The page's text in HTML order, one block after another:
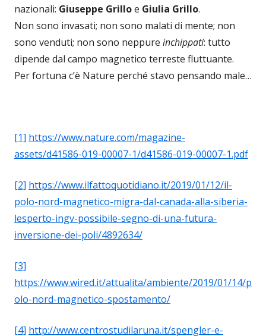
nazionali: Giuseppe Grilloe Giulia Grillo.
Non sono invasati; non sono malati di mente; non
sono venduti; non sono neppure inchippati: tutto
dipende dal campo magnetico terreste fluttuante.
Per fortuna c’è Nature perché stavo pensando male…
[1] https://www.nature.com/magazine-
assets/d41586-019-00007-1/d41586-019-00007-1.pdf
[2] https://www.ilfattoquotidiano.it/2019/01/12/il-
polo-nord-magnetico-migra-dal-canada-alla-siberia-
lesperto-ingv-possibile-segno-di-una-futura-
inversione-dei-poli/4892634/
[3]
https://www.wired.it/attualita/ambiente/2019/01/14/p
olo-nord-magnetico-spostamento/
[4] http://www.centrostudilaruna.it/spengler-e-